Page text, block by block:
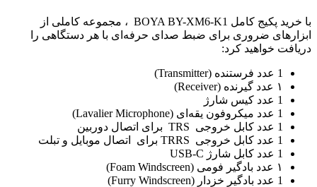
با خرید پکیج کامل BOYA BY-XM6-K1 ، مجموعه کاملی از
ابزارهای ضروری برای ضبط صدای حرفه‌ای با هر دستگاهی را
دریافت خواهید کرد:
1 عدد فرستنده (Transmitter)
۱ عدد گیرنده (Receiver)
1 عدد کیس شارژ
1 عدد میکروفون یقه‌ای (Lavalier Microphone)
1 عدد کابل خروجی TRS برای اتصال دوربین
1 عدد کابل خروجی TRRS برای اتصال موبایل و تبلت
1 عدد کابل شارژ USB-C
۱ عدد بادگیر فومی (Foam Windscreen)
1 عدد بادگیر خزدار (Furry Windscreen)